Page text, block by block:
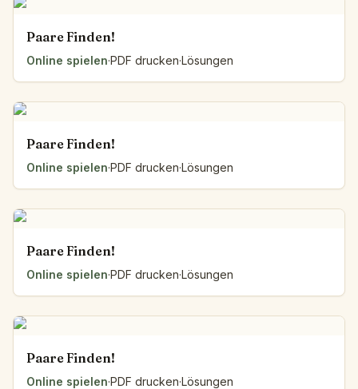
Paare Finden!
Online spielen·PDF drucken·Lösungen
Paare Finden!
Online spielen·PDF drucken·Lösungen
Paare Finden!
Online spielen·PDF drucken·Lösungen
Paare Finden!
Online spielen·PDF drucken·Lösungen